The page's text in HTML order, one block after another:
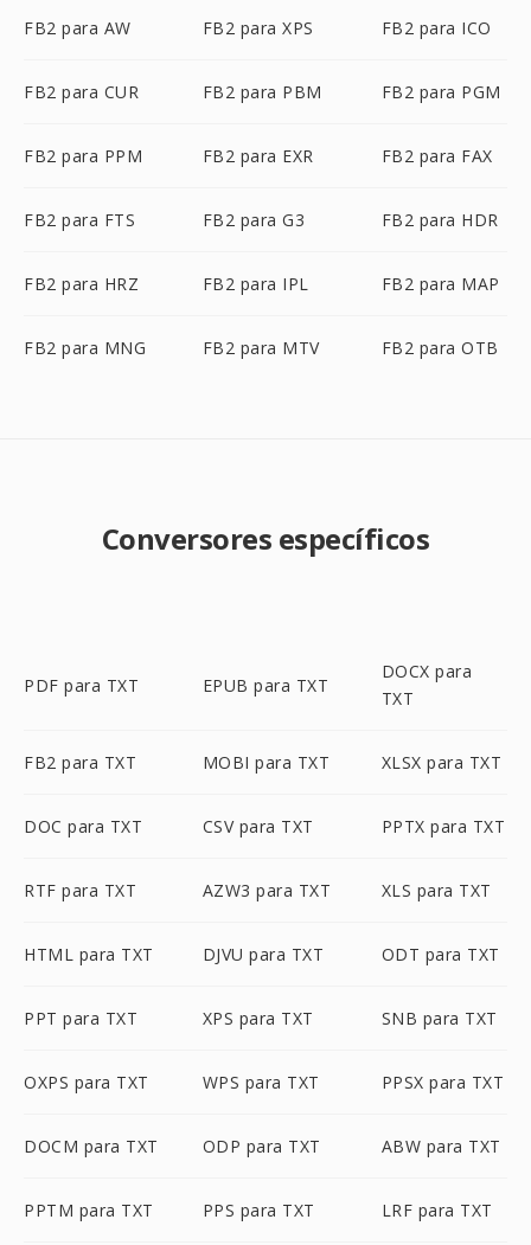
FB2 para AW FB2 para XPS FB2 para ICO
FB2 para CUR FB2 para PBM FB2 para PGM
FB2 para PPM FB2 para EXR FB2 para FAX
FB2 para FTS FB2 para G3 FB2 para HDR
FB2 para HRZ FB2 para IPL FB2 para MAP
FB2 para MNG FB2 para MTV FB2 para OTB
Conversores específicos
PDF para TXT EPUB para TXT
DOCX para
TXT
FB2 para TXT MOBI para TXT XLSX para TXT
DOC para TXT CSV para TXT PPTX para TXT
RTF para TXT AZW3 para TXT XLS para TXT
HTML para TXT DJVU para TXT ODT para TXT
PPT para TXT XPS para TXT SNB para TXT
OXPS para TXT WPS para TXT PPSX para TXT
DOCM para TXT ODP para TXT ABW para TXT
PPTM para TXT PPS para TXT LRF para TXT